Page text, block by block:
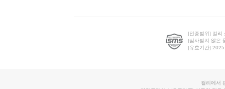
[인증범위] 컬리
(심사받지 않은
[유효기간]
컬리에서